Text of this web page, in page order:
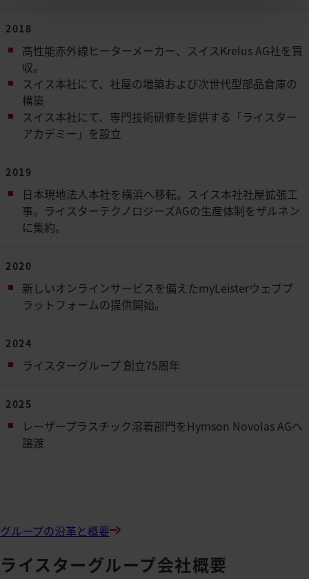
2018
高性能赤外線ヒーターメーカー、スイスKrelus AG社を買
収。
スイス本社にて、社屋の増築および次世代型部品倉庫の
構築
スイス本社にて、専門技術研修を提供する「ライスター
アカデミー」を設立
2019
日本現地法人本社を横浜へ移転。スイス本社社屋拡張工
事。ライスターテクノロジーズAGの生産体制をザルネン
に集約。
2020
新しいオンラインサービスを備えたmyLeisterウェブプ
ラットフォームの提供開始。
2024
ライスターグループ 創立75周年
2025
レーザープラスチック溶着部門をHymson Novolas AGへ
譲渡
グループの沿革と概要
ライスターグループ会社概要